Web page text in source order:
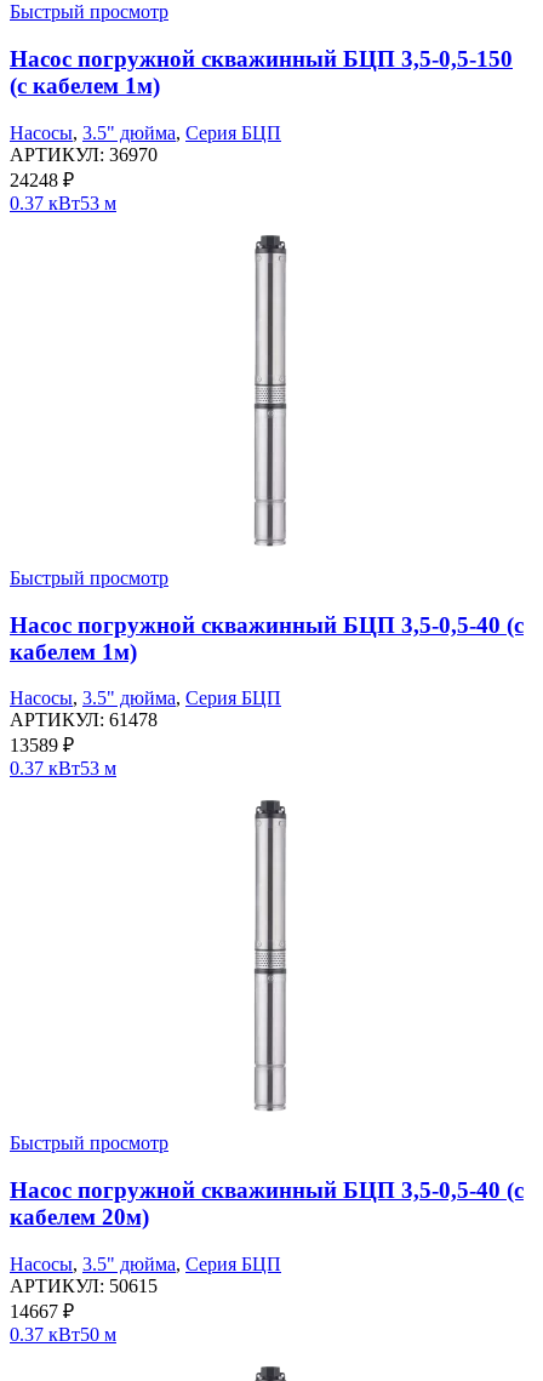
Быстрый просмотр
Насос погружной скважинный БЦП 3,5-0,5-150
(с кабелем 1м)
Насосы, 3.5" дюйма, Серия БЦП
АРТИКУЛ: 36970
24248 ₽
0.37 кВт53 м
Быстрый просмотр
Насос погружной скважинный БЦП 3,5-0,5-40 (с
кабелем 1м)
Насосы, 3.5" дюйма, Серия БЦП
АРТИКУЛ: 61478
13589 ₽
0.37 кВт53 м
Быстрый просмотр
Насос погружной скважинный БЦП 3,5-0,5-40 (с
кабелем 20м)
Насосы, 3.5" дюйма, Серия БЦП
АРТИКУЛ: 50615
14667 ₽
0.37 кВт50 м